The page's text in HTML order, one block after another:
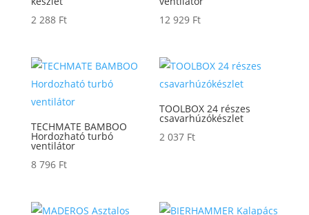
2 288 Ft
12 929 Ft
TECHMATE BAMBOO
Hordozható turbó
ventilátor
8 796 Ft
TOOLBOX 24 részes
csavarhúzókészlet
2 037 Ft